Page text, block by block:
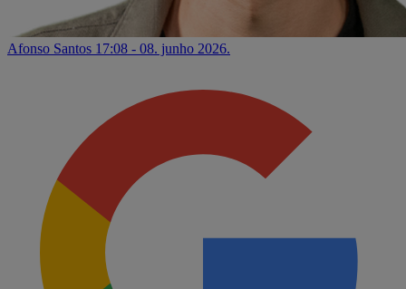
Afonso Santos 17:08 - 08. junho 2026.